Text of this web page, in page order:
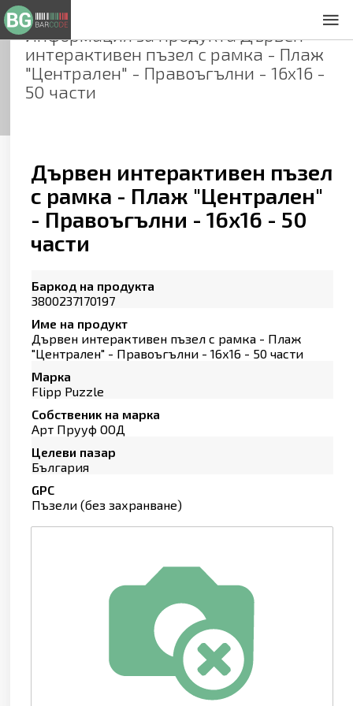
Информация за продуктаДървен
интерактивен пъзел с рамка - Плаж
"Централен" - Правоъгълни - 16х16 -
50 части
Дървен интерактивен пъзел
с рамка - Плаж "Централен"
- Правоъгълни - 16х16 - 50
части
Баркод на продукта
3800237170197
Име на продукт
Дървен интерактивен пъзел с рамка - Плаж
"Централен" - Правоъгълни - 16х16 - 50 части
Марка
Flipp Puzzle
Собственик на марка
Арт Прууф ООД
Целеви пазар
България
GPC
Пъзели (без захранване)
Общи условия
Декларация за проверителност